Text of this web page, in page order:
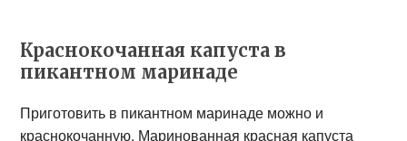
Краснокочанная капуста в
пикантном маринаде
Приготовить в пикантном маринаде можно и
краснокочанную. Маринованная красная капуста